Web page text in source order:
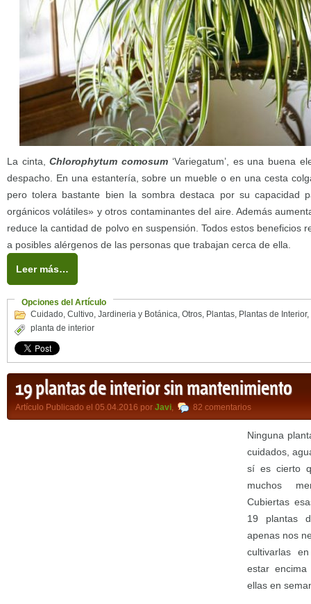
La cinta,Chlorophytum comosum ‘Variegatum’, es una buena
despacho. En una estantería, sobre un mueble o en una cesta
pero tolera bastante bien la sombra destaca por su capacidad
orgánicos volátiles» y otros contaminantes del aire. Además
reduce la cantidad de polvo en suspensión. Todos estos beneficios
a posibles alérgenos de las personas que trabajan cerca de ella.
Leer más…
Opciones del Artículo
Cuidado, Cultivo, Jardineria y Botánica, Otros, Plantas, Plantas de Interior,
planta de interior
19 plantas de interior sin mantenimiento
Artículo Publicado el 05.04.2016 por Javi, 82 comentarios
Ninguna
cuidados,
sí es cierto
muchos
Cubiertas
19 plantas
apenas nos
cultivarlas
estar
ellas en